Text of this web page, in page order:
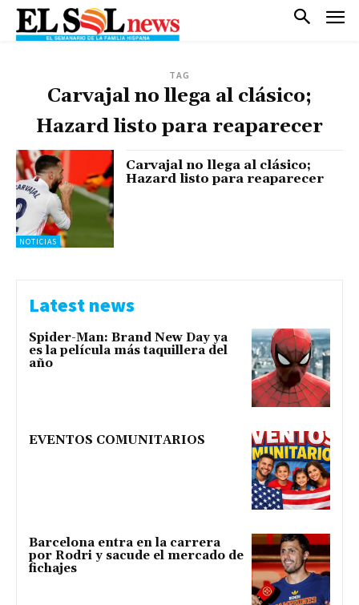
TAG
Carvajal no llega al clásico;
Hazard listo para reaparecer
NOTICIAS
Carvajal no llega al clásico;
Hazard listo para reaparecer
Latest news
Spider-Man: Brand New Day ya
es la película más taquillera del
año
EVENTOS COMUNITARIOS
Barcelona entra en la carrera
por Rodri y sacude el mercado de
fichajes